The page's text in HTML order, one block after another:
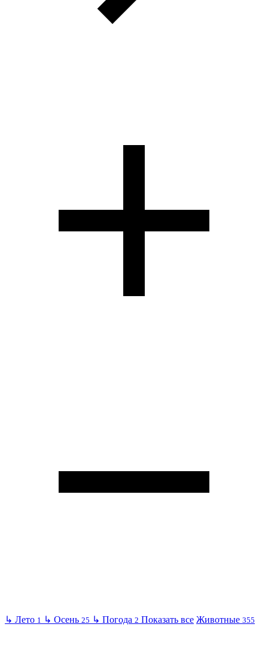
↳ Лето 1 ↳ Осень 25 ↳ Погода 2 Показать все Животные 355